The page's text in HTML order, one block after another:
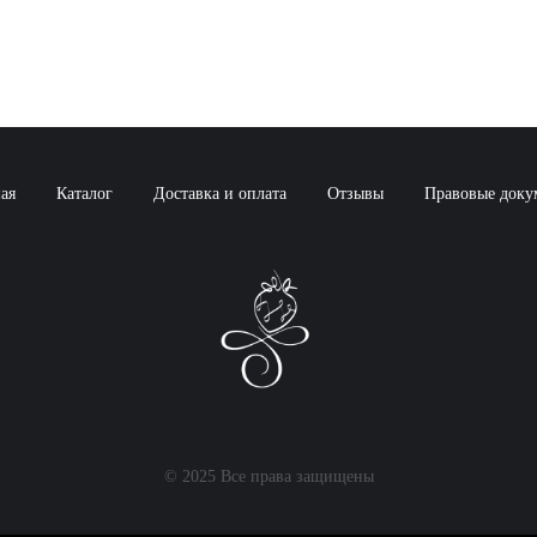
Каталог Доставка и оплата Отзывы Правовые
© 2025 Все права защищены